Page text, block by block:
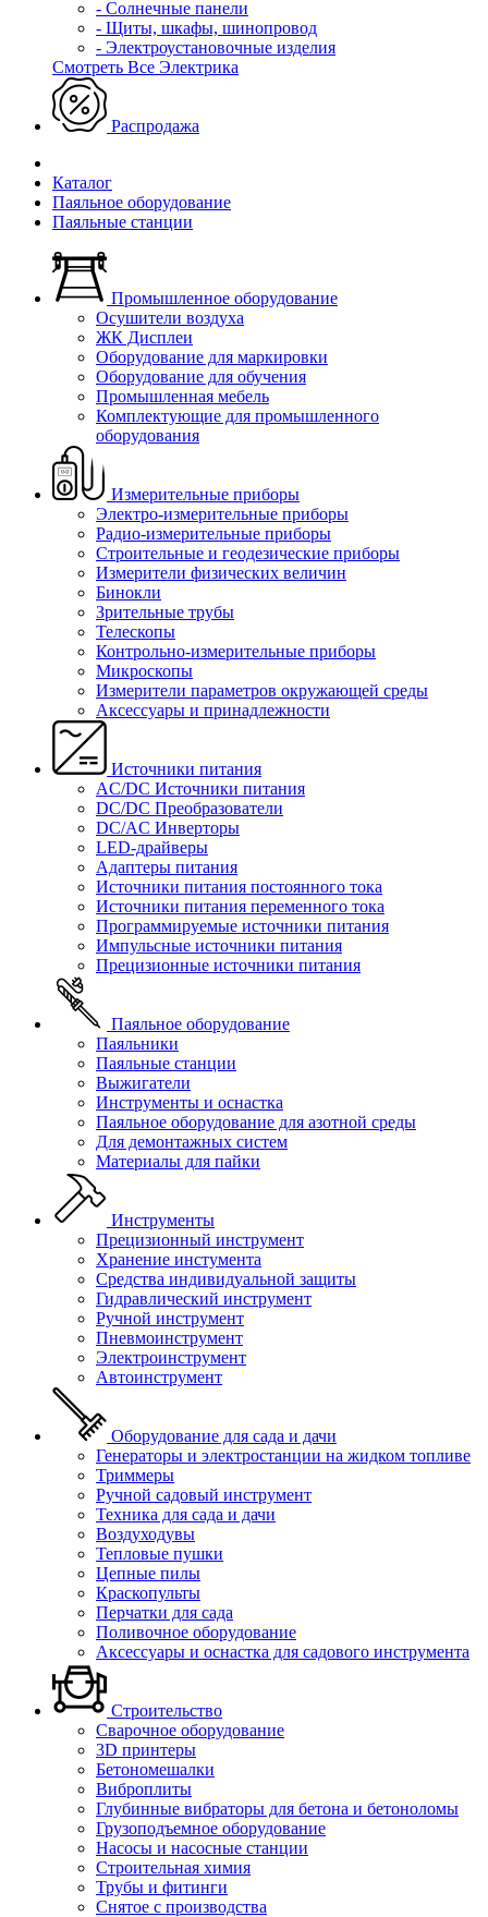
- Солнечные панели
- Щиты, шкафы, шинопровод
- Электроустановочные изделия
Смотреть Все Электрика
Распродажа
Каталог
Паяльное оборудование
Паяльные станции
Промышленное оборудование
Осушители воздуха
ЖК Дисплеи
Оборудование для маркировки
Оборудование для обучения
Промышленная мебель
Комплектующие для промышленного
оборудования
Измерительные приборы
Электро-измерительные приборы
Радио-измерительные приборы
Строительные и геодезические приборы
Измерители физических величин
Бинокли
Зрительные трубы
Телескопы
Контрольно-измерительные приборы
Микроскопы
Измерители параметров окружающей среды
Аксессуары и принадлежности
Источники питания
AC/DC Источники питания
DC/DC Преобразователи
DC/AC Инверторы
LED-драйверы
Адаптеры питания
Источники питания постоянного тока
Источники питания переменного тока
Программируемые источники питания
Импульсные источники питания
Прецизионные источники питания
Паяльное оборудование
Паяльники
Паяльные станции
Выжигатели
Инструменты и оснастка
Паяльное оборудование для азотной среды
Для демонтажных систем
Материалы для пайки
Инструменты
Прецизионный инструмент
Хранение инстумента
Средства индивидуальной защиты
Гидравлический инструмент
Ручной инструмент
Пневмоинструмент
Электроинструмент
Автоинструмент
Оборудование для сада и дачи
Генераторы и электростанции на жидком топливе
Триммеры
Ручной садовый инструмент
Техника для сада и дачи
Воздуходувы
Тепловые пушки
Цепные пилы
Краскопульты
Перчатки для сада
Поливочное оборудование
Аксессуары и оснастка для садового инструмента
Строительство
Сварочное оборудование
3D принтеры
Бетономешалки
Виброплиты
Глубинные вибраторы для бетона и бетоноломы
Грузоподъемное оборудование
Насосы и насосные станции
Строительная химия
Трубы и фитинги
Снятое с производства